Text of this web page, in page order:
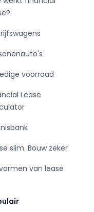
bestaat
en is
en
een
hele uitgave is
passende
dan
aan het juiste
voorraad
Lease
slim. Bouw zeker
van lease